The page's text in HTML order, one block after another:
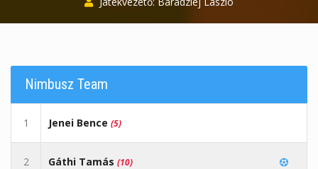
Nimbusz Team
1 Jenei Bence (5)
2 Gáthi Tamás (10)